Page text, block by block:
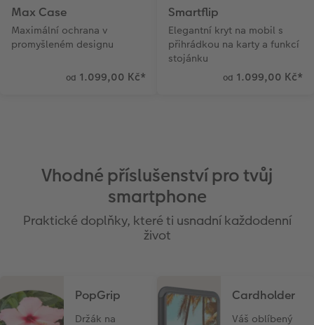
Max Case
Maximální ochrana v
promyšleném designu
od 1.099,00 Kč*
Smartflip
Elegantní kryt na mobil s
přihrádkou na karty a funkcí
stojánku
od 1.099,00 Kč*
Vhodné příslušenství pro tvůj
smartphone
Praktické doplňky, které ti usnadní každodenní
život
PopGrip
Držák na
Cardholder
Váš oblíbený